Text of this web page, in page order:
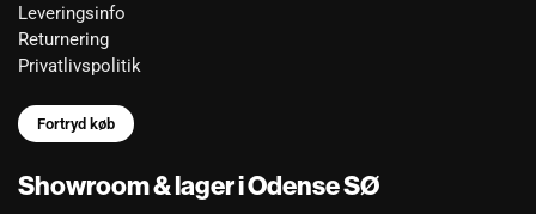
Leveringsinfo
Returnering
Privatlivspolitik
Fortryd køb
Showroom & lager i Odense SØ